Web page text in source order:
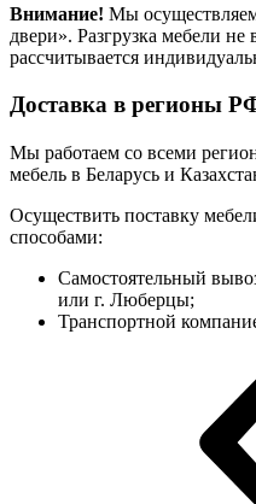
Внимание! Мы
двери». Разгрузка мебели не
рассчитывается
Доставка в регионы
Мы работаем со всеми
мебель в Беларусь и
Осуществить поставку
способами:
Самостоятельный
или г. Люберцы;
Транспортной